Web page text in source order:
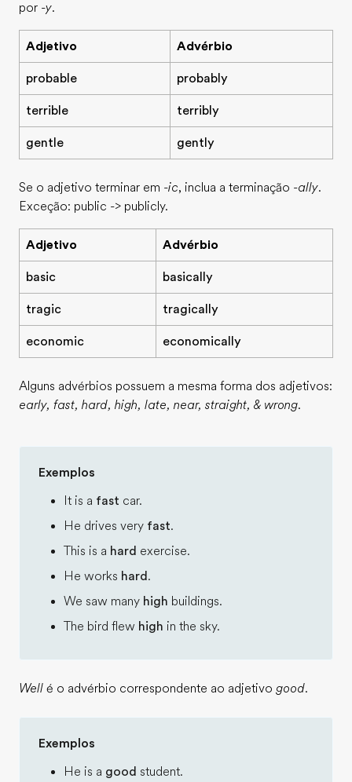
por -y.
Adjetivo Advérbio
probable probably
terrible terribly
gentle gently
Se o adjetivo terminar em -ic, inclua a terminação -ally.
Exceção: public -> publicly.
Adjetivo Advérbio
basic basically
tragic tragically
economic economically
Alguns advérbios possuem a mesma forma dos adjetivos:
early, fast, hard, high, late, near, straight, & wrong.
Exemplos
It is a fast car.
He drives very fast.
This is a hard exercise.
He works hard .
We saw many high buildings.
The bird flew high in the sky.
Well é o advérbio correspondente ao adjetivo good.
Exemplos
He is a good student.